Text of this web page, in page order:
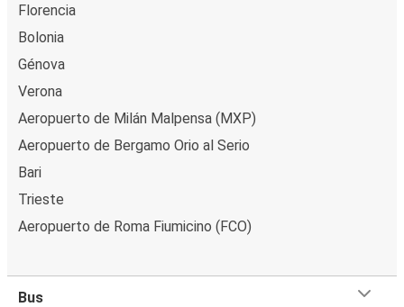
Florencia
Bolonia
Génova
Verona
Aeropuerto de Milán Malpensa (MXP)
Aeropuerto de Bergamo Orio al Serio
Bari
Trieste
Aeropuerto de Roma Fiumicino (FCO)
Bus